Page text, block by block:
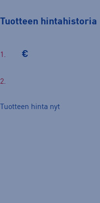
Tuotteen hintahistoria
€
Tuotteen hinta nyt